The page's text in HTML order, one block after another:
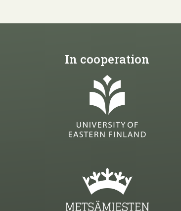
In cooperation